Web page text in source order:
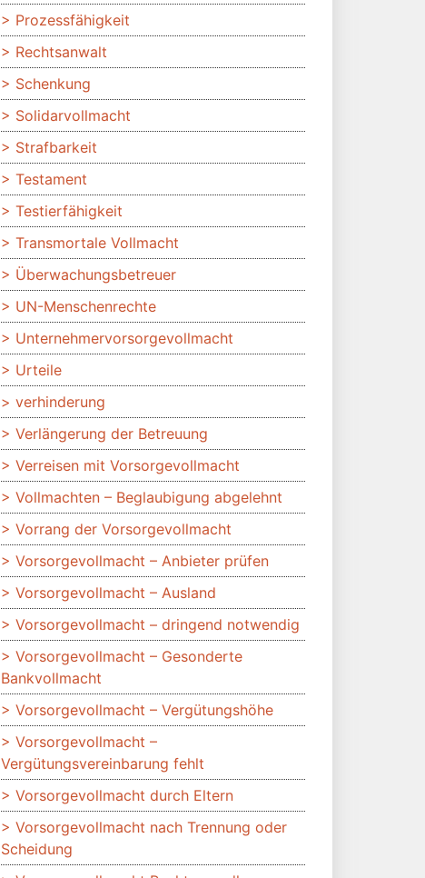
Prozessfähigkeit
Rechtsanwalt
Schenkung
Solidarvollmacht
Strafbarkeit
Testament
Testierfähigkeit
Transmortale Vollmacht
Überwachungsbetreuer
UN-Menschenrechte
Unternehmervorsorgevollmacht
Urteile
verhinderung
Verlängerung der Betreuung
Verreisen mit Vorsorgevollmacht
Vollmachten – Beglaubigung abgelehnt
Vorrang der Vorsorgevollmacht
Vorsorgevollmacht – Anbieter prüfen
Vorsorgevollmacht – Ausland
Vorsorgevollmacht – dringend notwendig
Vorsorgevollmacht – Gesonderte
Bankvollmacht
Vorsorgevollmacht – Vergütungshöhe
Vorsorgevollmacht –
Vergütungsvereinbarung fehlt
Vorsorgevollmacht durch Eltern
Vorsorgevollmacht nach Trennung oder
Scheidung